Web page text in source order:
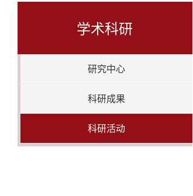
学术科研
研究中心
科研成果
科研活动